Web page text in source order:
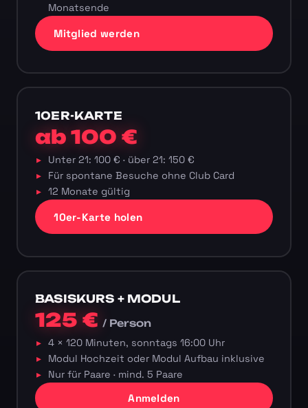
Monatsende
Mitglied werden
10ER-KARTE
ab 100 €
Unter 21: 100 € · über 21: 150 €
Für spontane Besuche ohne Club Card
12 Monate gültig
10er-Karte holen
BASISKURS + MODUL
125 €/ Person
4 × 120 Minuten, sonntags 16:00 Uhr
Modul Hochzeit oder Modul Aufbau inklusive
Nur für Paare · mind. 5 Paare
Anmelden